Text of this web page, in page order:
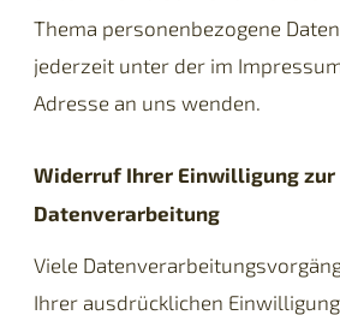
Thema personenbezogene
jederzeit unter der im
Adresse an uns wenden.
Widerruf Ihrer Einwilligung zur
Datenverarbeitung
Viele
Ihrer ausdrücklichen